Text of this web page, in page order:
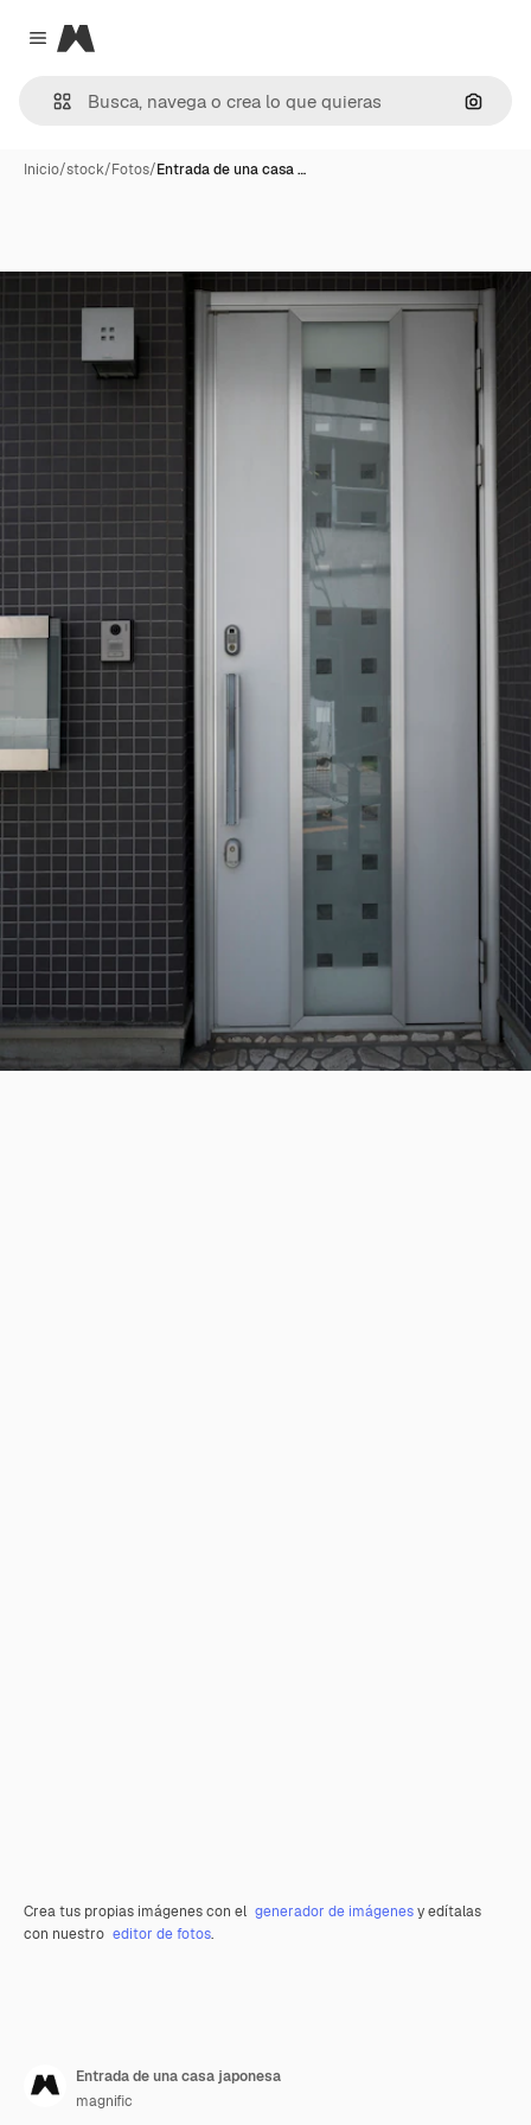
Close menu
Magnific
Inicio/stock/Fotos/Entrada de una casa …
Crea tus propias imágenes con el generador de imágenesy edítalas
con nuestro editor de fotos.
Entrada de una casa japonesa
magnific